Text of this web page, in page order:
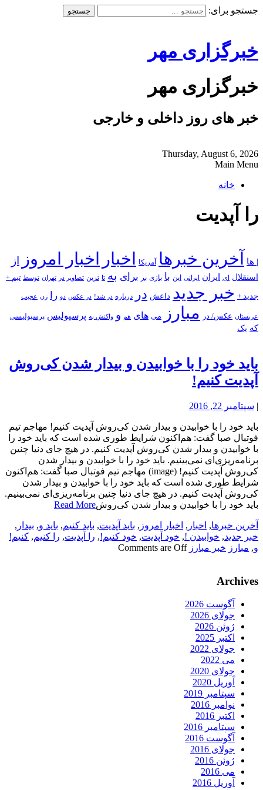
جستجو برای:
خبرگزاری مهر
خبرگزاری مهر
خبر های روز داخلی و خارجی
Thursday, August 6, 2026
Main Menu
خانه
را آپدیت
| ها آخرین خبرها آمریکا اخبار اخبار امروز از
استقلال ای ایران ایرانی این با بازی بر برای به تا ترین تصاویر در تهران توسط تیم +
جدید + خبر جدید داعش در درباره در شد! در عکس دو را زن عجیب
عربستان عکس/ در مبارز می های هم و واکنش به پرسپولیس پرسپولیسی
که یک
باید خود را با خوابیدن و بیدار شدن کی‌روش
آپدیت کنیم!
| سپتامبر 22, 2016
باید خود را با خوابیدن و بیدار شدن کی‌روش آپدیت کنیم! مهاجم تیم
فوتبال صبا گفت: هم‌اکنون شرایط طوری شده است که باید خود را
با خوابیدن و بیدار شدن کی‌روش آپدیت کنیم. در هیچ جای دنیا چنین
برنامه‌ریزی‌ای نمی‌بینیم. باید خود را با خوابیدن و بیدار شدن
کی‌روش آپدیت کنیم! (image) مهاجم تیم فوتبال صبا گفت: هم‌اکنون
شرایط طوری شده است که باید خود را با خوابیدن و بیدار شدن
کی‌روش آپدیت کنیم. در هیچ جای دنیا چنین برنامه‌ریزی‌ای نمی‌بینیم.
باید خود را با خوابیدن و بیدار شدن کی‌روشRead More
آخرین خبرها, اخبار , اخبار امروز , باید آپدیت, باید کنیم, باید و, بیدار ,
خبر جدید, خوابیدن !, خود آپدیت, خود کنیم!, را آپدیت, را کنیم, کنیم!
و, مبارز خبر مبارز Comments are Off
Archives
آگوست 2026
جولای 2026
ژوئن 2026
اکتبر 2025
جولای 2022
می 2022
جولای 2020
آوریل 2020
سپتامبر 2019
نوامبر 2016
اکتبر 2016
سپتامبر 2016
آگوست 2016
جولای 2016
ژوئن 2016
می 2016
آوریل 2016